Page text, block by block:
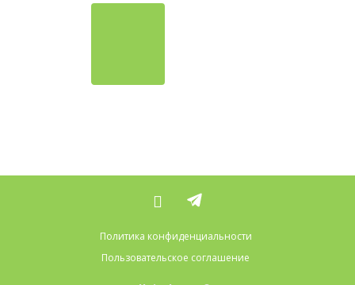
Политика конфиденциальности
Пользовательское соглашение